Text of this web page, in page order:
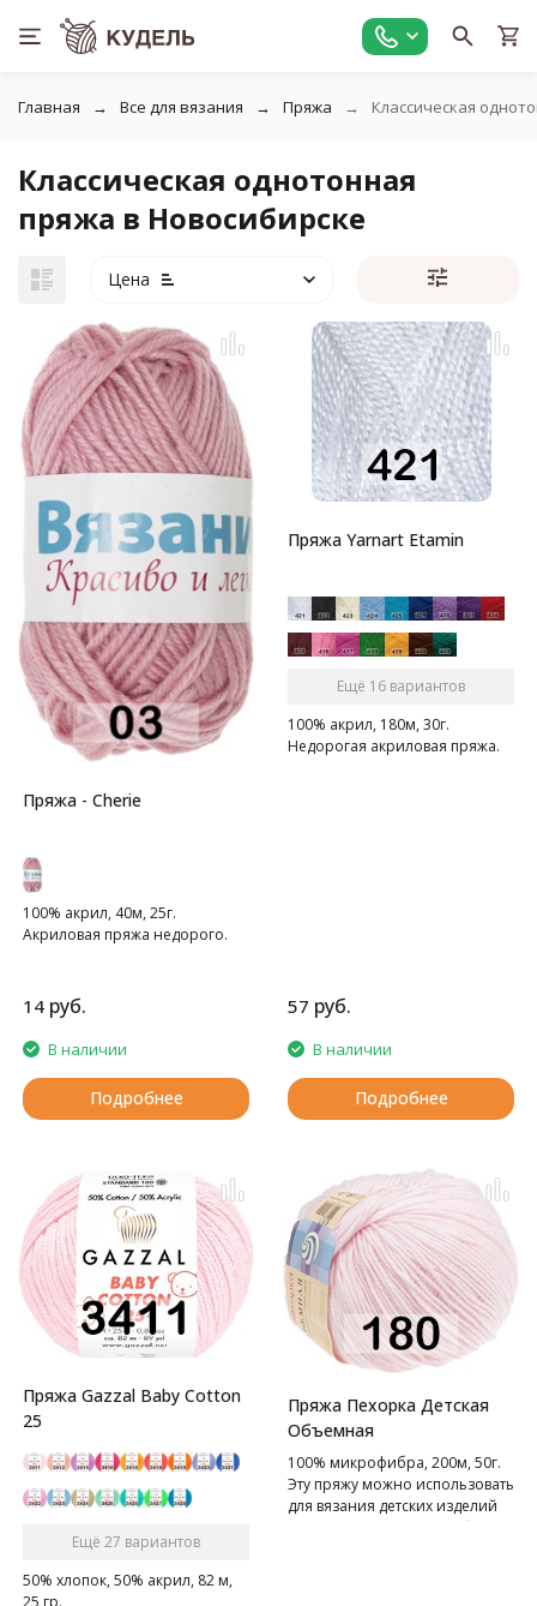
Главная Все для вязания Пряжа Классическая
Классическая однотонная
пряжа в Новосибирске
Цена
Пряжа - Cherie
100% акрил, 40м, 25г.
Акриловая пряжа недорого.
14 руб.
В наличии
Подробнее
Пряжа Yarnart Etamin
Ещё 16 вариантов
100% акрил, 180м, 30г.
Недорогая акриловая пряжа.
57 руб.
В наличии
Подробнее
Пряжа Gazzal Baby Cotton
25
Ещё 27 вариантов
50% хлопок, 50% акрил, 82 м,
25 гр.
Пряжа Пехорка Детская
Объемная
100% микрофибра, 200м, 50г.
Эту пряжу можно использовать
для вязания детских изделий
для грудничков и детей более